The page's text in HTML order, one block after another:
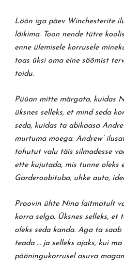
Löön iga päev Winchesterite
läikima. Toon nende tütre
enne ülemisele korrusele
toas üksi oma eine söömist
toidu.
Püüan mitte märgata, kuidas
üksnes selleks, et mind seda
seda, kuidas ta abikaasa
murtuma moega. Andrew’
tohutut valu täis silmadesse
ette kujutada, mis tunne oleks
Garderoobituba, uhke auto,
Proovin ühte Nina laitmatult
korra selga. Üksnes selleks, et
oleks seda kanda. Aga ta
teada … ja selleks ajaks, kui
pööningukorrusel asuva